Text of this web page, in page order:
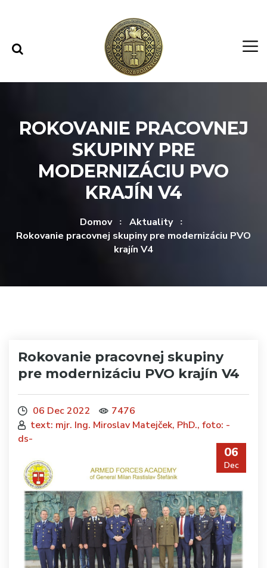
ROKOVANIE PRACOVNEJ
SKUPINY PRE
MODERNIZÁCIU PVO
KRAJÍN V4
Domov
Aktuality
Rokovanie pracovnej skupiny pre modernizáciu PVO
krajín V4
Rokovanie pracovnej skupiny
pre modernizáciu PVO krajín V4
06 Dec 2022
7476
text: mjr. Ing. Miroslav Matejček, PhD., foto: -
ds-
06
Dec